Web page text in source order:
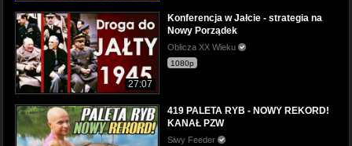
27:07
Konferencja w Jałcie - strategia na
Nowy Porządek
Oblicza XX Wieku
1080p
419 PALETA RYB - NOWY REKORD!
KANAŁ PZW
Siwy Feeder